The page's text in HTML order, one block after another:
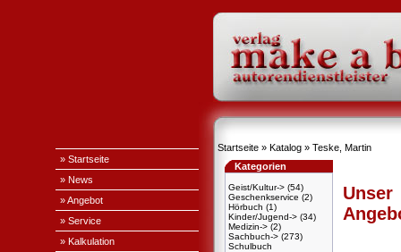
» Startseite
» News
» Angebot
» Service
» Kalkulation
Startseite » Katalog » Teske, Martin
Kategorien
Geist/Kultur-> (54)
Geschenkservice (2)
Hörbuch (1)
Kinder/Jugend-> (34)
Medizin-> (2)
Sachbuch-> (273)
Schulbuch
Unser